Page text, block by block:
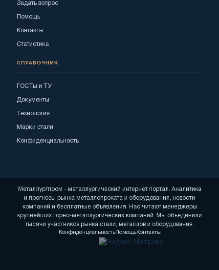
Задать вопрос
Помощь
Контакты
Статистика
СПРАВОЧНИК
ГОСТы и ТУ
Документы
Технология
Марки стали
Конфиденциальность
Металлургпром - металлургический интернет портал. Аналитика
и прогнозы рынка металлопроката и оборудования, новости
компаний и бесплатные объявления. Нас читают менеджеры
крупнейших горно-металлургических компаний. Мы объединили
тысячи участников рынка стали, металлов и оборудования.
КонфиденциальностьПомощьКонтакты